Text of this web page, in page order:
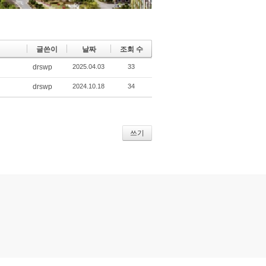
글쓴이 날짜 조회 수
drswp 2025.04.03 33
drswp 2024.10.18 34
쓰기